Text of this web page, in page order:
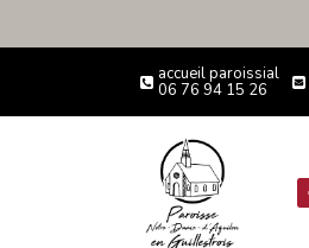
accueil paroissial
06 76 94 15 26